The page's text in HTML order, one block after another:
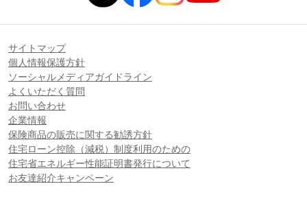
サイトマップ
個人情報保護方針
ソーシャルメディアガイドライン
よくいただく質問
お問い合わせ
企業情報
保険商品の販売に関する勧誘方針
住宅ローン控除（減税）制度利用のための
住宅省エネルギー性能証明書発行について
お友達紹介キャンペーン